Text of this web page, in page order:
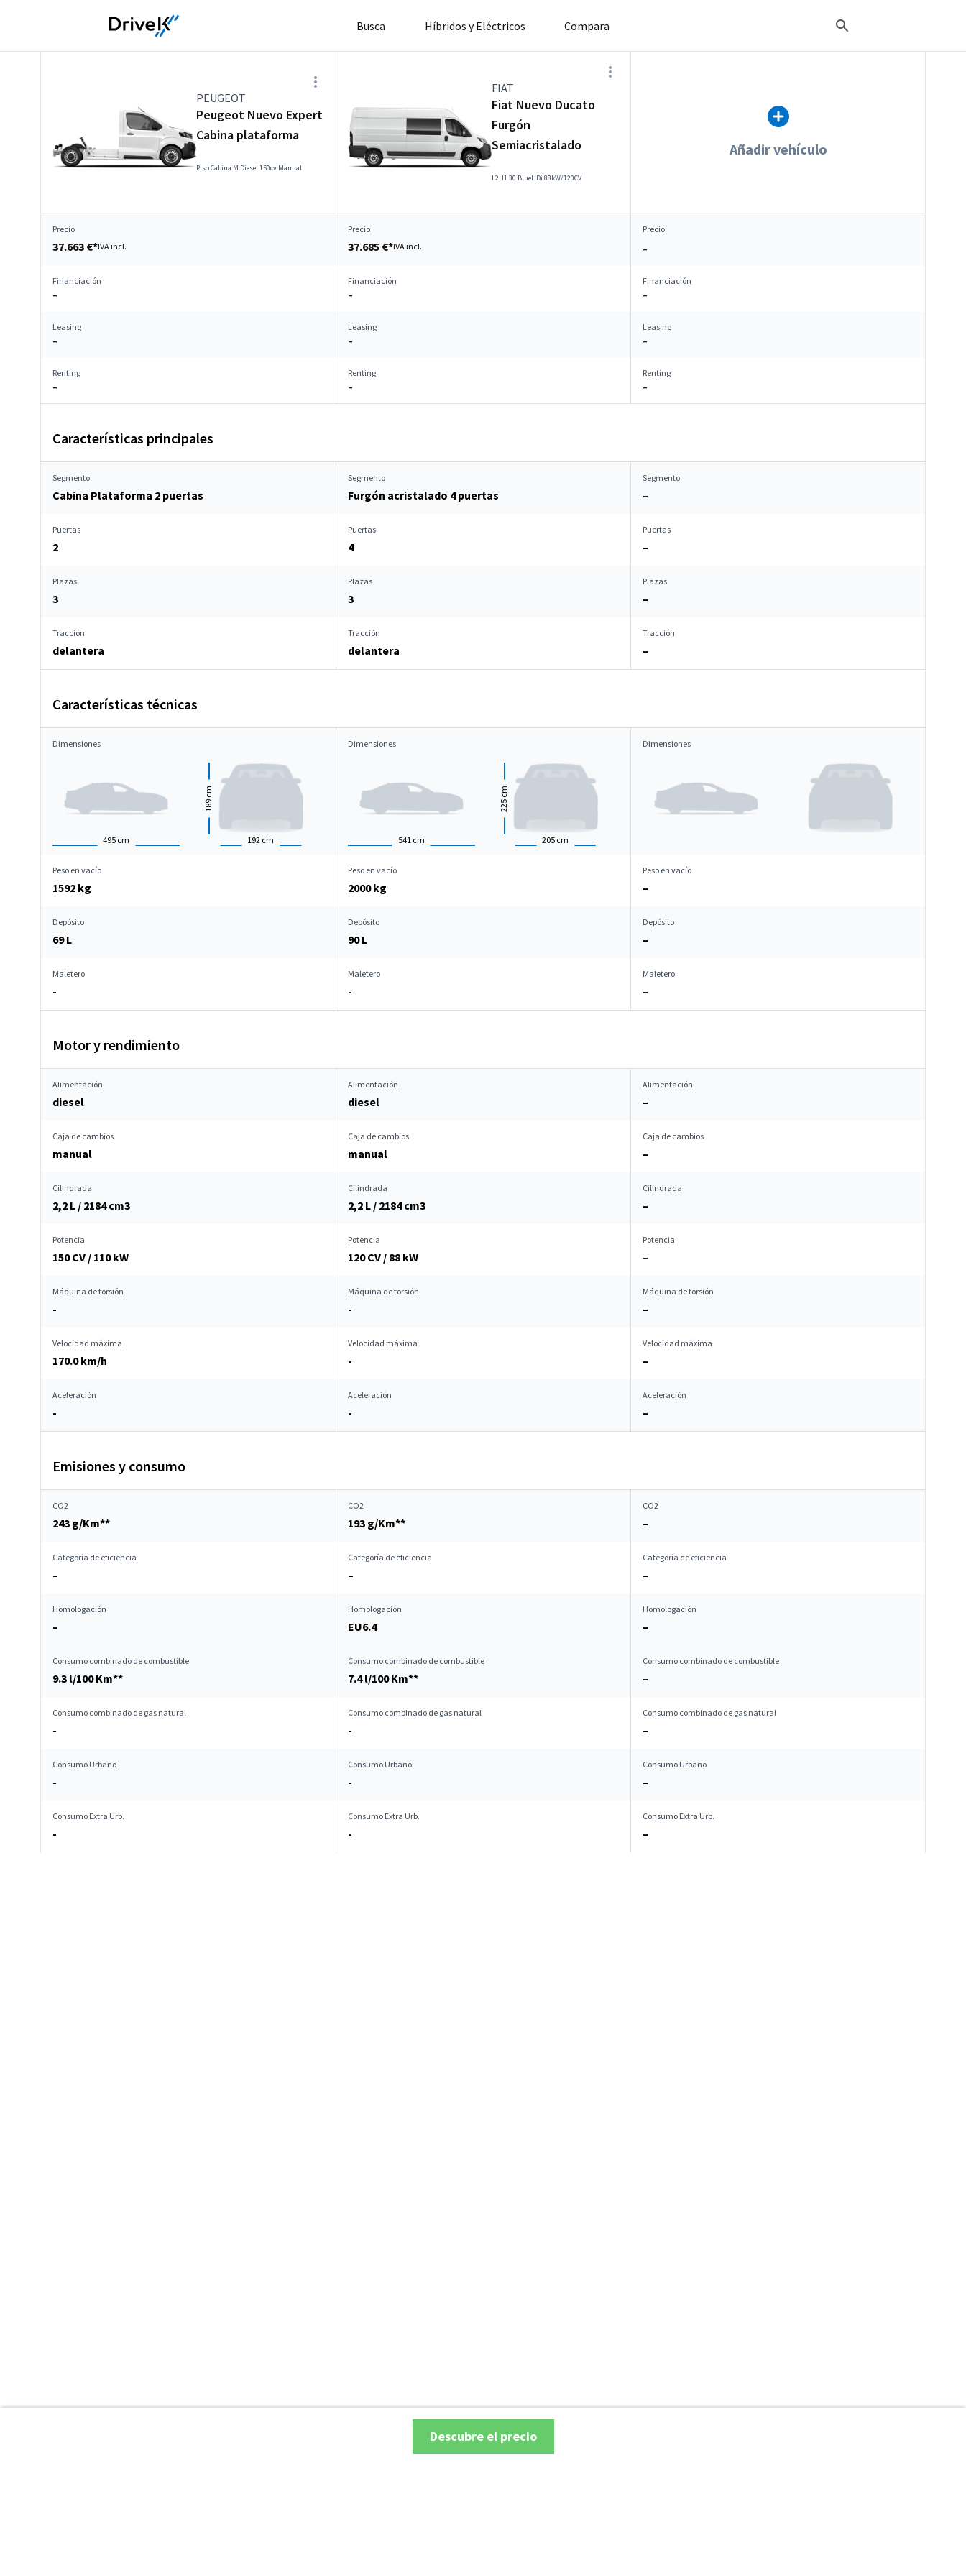
Busca Híbridos y Eléctricos Compara
PEUGEOT
Peugeot Nuevo Expert
Cabina plataforma
Piso Cabina M Diesel 150cv Manual
FIAT
Fiat Nuevo Ducato
Furgón
Semiacristalado
L2H1 30 BlueHDi 88kW/120CV
Añadir vehículo
Precio
37.663 €*IVA incl.
Precio
37.685 €*IVA incl.
Precio
–
Financiación
–
Financiación
–
Financiación
–
Leasing
–
Leasing
–
Leasing
–
Renting
–
Renting
–
Renting
–
Características principales
Segmento
Cabina Plataforma 2 puertas
Segmento
Furgón acristalado 4 puertas
Segmento
–
Puertas
2
Puertas
4
Puertas
–
Plazas
3
Plazas
3
Plazas
–
Tracción
delantera
Tracción
delantera
Tracción
–
Características técnicas
Dimensiones
495 cm 192 cm
189
cm
Dimensiones
541 cm 205 cm
225
cm
Dimensiones
Peso en vacío
1592 kg
Peso en vacío
2000 kg
Peso en vacío
–
Depósito
69 L
Depósito
90 L
Depósito
–
Maletero
-
Maletero
-
Maletero
–
Motor y rendimiento
Alimentación
diesel
Alimentación
diesel
Alimentación
–
Caja de cambios
manual
Caja de cambios
manual
Caja de cambios
–
Cilindrada
2,2 L / 2184 cm3
Cilindrada
2,2 L / 2184 cm3
Cilindrada
–
Potencia
150 CV / 110 kW
Potencia
120 CV / 88 kW
Potencia
–
Máquina de torsión
-
Máquina de torsión
-
Máquina de torsión
–
Velocidad máxima
170.0 km/h
Velocidad máxima
-
Velocidad máxima
–
Aceleración
-
Aceleración
-
Aceleración
–
Emisiones y consumo
CO2
243 g/Km**
CO2
193 g/Km**
CO2
–
Categoría de eficiencia
–
Categoría de eficiencia
–
Categoría de eficiencia
–
Homologación
–
Homologación
EU6.4
Homologación
–
Consumo combinado de combustible
9.3 l/100 Km**
Consumo combinado de combustible
7.4 l/100 Km**
Consumo combinado de combustible
–
Consumo combinado de gas natural
-
Consumo combinado de gas natural
-
Consumo combinado de gas natural
–
Consumo Urbano
-
Consumo Urbano
-
Consumo Urbano
–
Consumo Extra Urb.
-
Consumo Extra Urb.
-
Consumo Extra Urb.
–
Descubre el precio